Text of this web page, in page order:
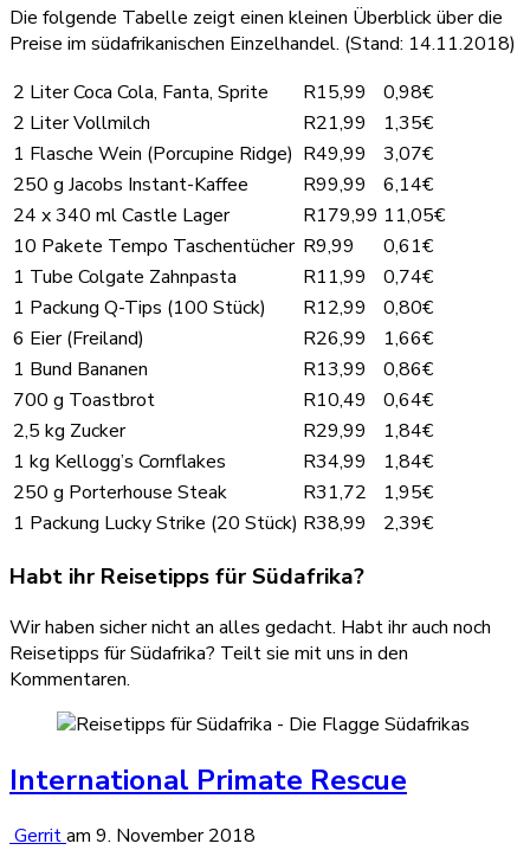
Die folgende Tabelle zeigt einen kleinen Überblick über die
Preise im südafrikanischen Einzelhandel. (Stand: 14.11.2018)
2 Liter Coca Cola, Fanta, Sprite
R15,99
0,98€
2 Liter Vollmilch
R21,99
1,35€
1 Flasche Wein (Porcupine Ridge) R49,99
3,07€
250 g Jacobs Instant-Kaffee
R99,99
6,14€
24 x 340 ml Castle Lager
R179,99 11,05€
10 Pakete Tempo Taschentücher R9,99
0,61€
1 Tube Colgate Zahnpasta
R11,99
0,74€
1 Packung Q-Tips (100 Stück)
R12,99
0,80€
6 Eier (Freiland)
R26,99
1,66€
1 Bund Bananen
R13,99
0,86€
700 g Toastbrot
R10,49
0,64€
2,5 kg Zucker
R29,99
1,84€
1 kg Kellogg’s Cornflakes
R34,99
1,84€
250 g Porterhouse Steak
R31,72
1,95€
1 Packung Lucky Strike (20 Stück) R38,99 2,39€
Habt ihr Reisetipps für Südafrika?
Wir haben sicher nicht an alles gedacht. Habt ihr auch noch
Reisetipps für Südafrika? Teilt sie mit uns in den
Kommentaren.
International Primate Rescue
Gerritam 9. November 2018